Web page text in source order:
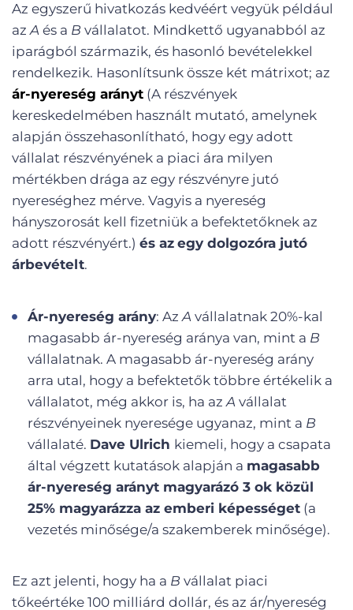
Az egyszerű hivatkozás kedvéért vegyük például
azA és a B vállalatot. Mindkettő ugyanabból az
iparágból származik, és hasonló bevételekkel
rendelkezik. Hasonlítsunk össze két mátrixot; az
ár-nyereség arányt (A részvények
kereskedelmében használt mutató, amelynek
alapján összehasonlítható, hogy egy adott
vállalat részvényének a piaci ára milyen
mértékben drága az egy részvényre jutó
nyereséghez mérve. Vagyis a nyereség
hányszorosát kell fizetniük a befektetőknek az
adott részvényért.) és az egy dolgozóra jutó
árbevételt.
Ár-nyereség arány: Az A vállalatnak 20%-kal
magasabb ár-nyereség aránya van, mint a B
vállalatnak. A magasabb ár-nyereség arány
arra utal, hogy a befektetők többre értékelik a
vállalatot, még akkor is, ha az A vállalat
részvényeinek nyeresége ugyanaz, mint a B
vállalaté. Dave Ulrich kiemeli, hogy a csapata
által végzett kutatások alapján a magasabb
ár-nyereség arányt magyarázó 3 ok közül
25% magyarázza az emberi képességet (a
vezetés minősége/a szakemberek minősége).
Ez azt jelenti, hogy ha a B vállalat piaci
tőkeértéke 100 milliárd dollár, és az ár/nyereség